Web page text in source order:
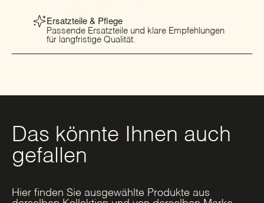
Ersatzteile & Pflege
Passende Ersatzteile und klare Empfehlungen
für langfristige Qualität.
Das könnte Ihnen auch
gefallen
Hier finden Sie ausgewählte Produkte aus